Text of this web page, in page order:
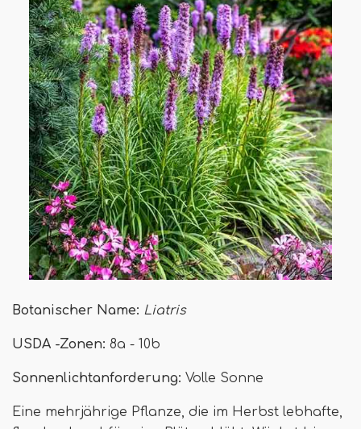
Botanischer Name: Liatris
USDA -Zonen: 8a - 10b
Sonnenlichtanforderung: Volle Sonne
Eine mehrjährige Pflanze, die im Herbst lebhafte,